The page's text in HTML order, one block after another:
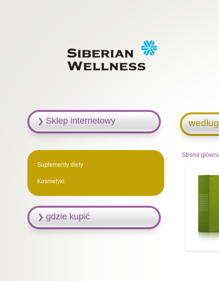
Strona
Sklep internetowy
Suplementy diety
Kosmetyki
gdzie kupić